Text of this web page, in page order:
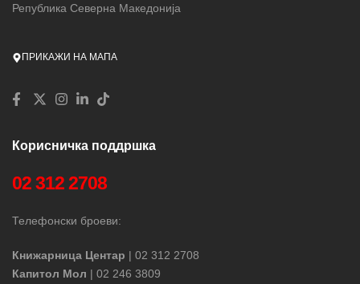
Република Северна Македонија
ПРИКАЖИ НА МАПА
Корисничка поддршка
02 312 2708
Телефонски броеви:
Книжарница Центар | 02 312 2708
Капитол Мол | 02 246 3809